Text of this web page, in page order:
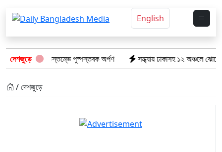
English
দেশজুড়েস্মৃতিস্তম্ভে পুষ্পস্তবক অর্পণ সন্ধ্যায় ঢাকাসহ ১২ অঞ্চলে ঝোড়ো হাওয়ার
/ দেশজুড়ে